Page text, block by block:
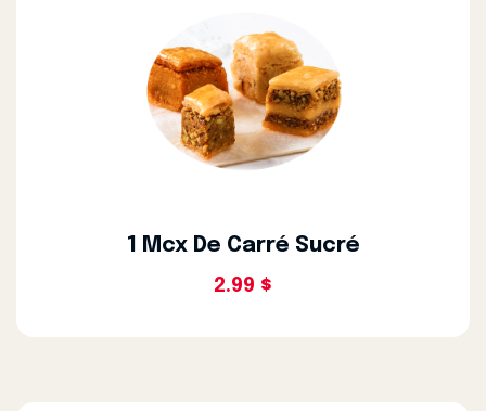
1 Mcx De Carré Sucré
2.99 $